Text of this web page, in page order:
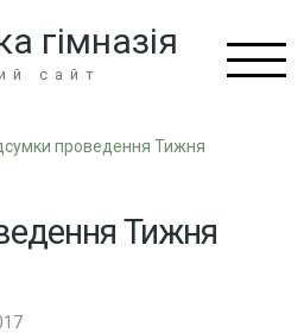
гімназія
сайт
проведення Тижня
Тижня